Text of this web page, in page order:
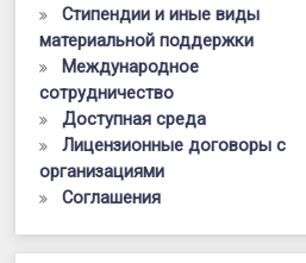
Стипендии и иные виды
материальной поддержки
Международное
сотрудничество
Доступная среда
Лицензионные договоры с
организациями
Соглашения